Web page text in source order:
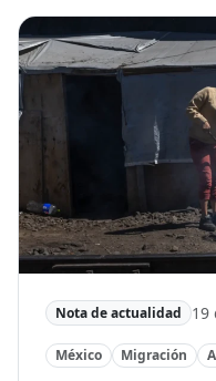
Nota de actualidad 19
México Migración